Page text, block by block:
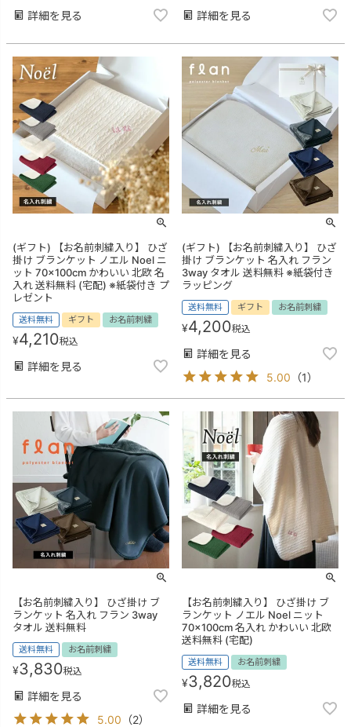
詳細を見る 詳細を見る
(ギフト) 【お名前刺繍入り】 ひざ
掛け ブランケット ノエル Noel ニ
ット 70×100cm かわいい 北欧 名
入れ 送料無料 (宅配) ※紙袋付き プ
レゼント
送料無料 ギフト お名前刺繍
¥4,210税込
詳細を見る
(ギフト) 【お名前刺繍入り】 ひざ
掛け ブランケット 名入れ フラン
3way タオル 送料無料 ※紙袋付き
ラッピング
送料無料 ギフト お名前刺繍
¥4,200税込
詳細を見る
5.00 （1）
【お名前刺繍入り】 ひざ掛け ブ
ランケット 名入れ フラン 3way
タオル 送料無料
送料無料 お名前刺繍
¥3,830税込
詳細を見る
5.00 （2）
【お名前刺繍入り】 ひざ掛け ブ
ランケット ノエル Noel ニット
70×100cm 名入れ かわいい 北欧
送料無料 (宅配)
送料無料 お名前刺繍
¥3,820税込
詳細を見る